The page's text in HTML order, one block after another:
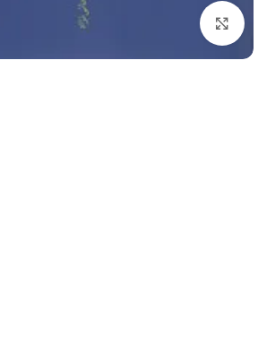
برای بزرگنمایی کلیک کنید